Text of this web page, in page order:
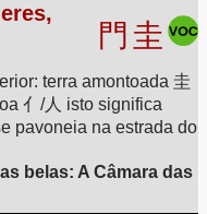
門 圭
terra amontoada 圭
亻/人 isto significa
pavoneia na estrada do
belas: A Câmara das